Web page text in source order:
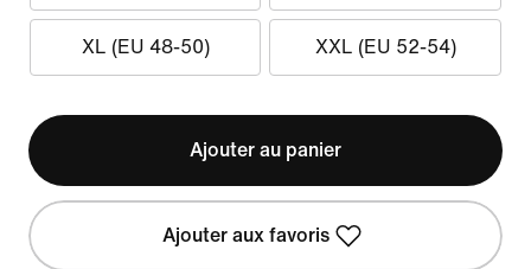
XL (EU 48-50) XXL (EU 52-54)
Ajouter au panier
Ajouter aux favoris